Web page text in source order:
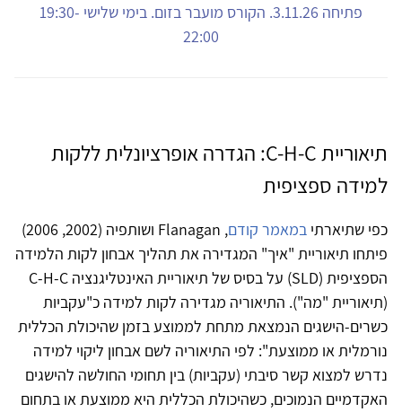
פתיחה 3.11.26. הקורס מועבר בזום. בימי שלישי 19:30-
22:00
תיאוריית C-H-C: הגדרה אופרציונלית ללקות
למידה ספציפית
כפי שתיארתי במאמר קודם
, Flanagan ושותפיה (2002, 2006)
פיתחו תיאוריית "איך" המגדירה את תהליך אבחון לקות הלמידה
הספציפית (SLD) על בסיס של תיאוריית האינטליגנציה C-H-C
(תיאוריית "מה"). התיאוריה מגדירה לקות למידה כ"עקביות
כשרים-הישגים הנמצאת מתחת לממוצע בזמן שהיכולת הכללית
נורמלית או ממוצעת": לפי התיאוריה לשם אבחון ליקוי למידה
נדרש למצוא קשר סיבתי (עקביות) בין תחומי החולשה להישגים
האקדמיים הנמוכים, כשהיכולת הכללית היא ממוצעת או בתחום